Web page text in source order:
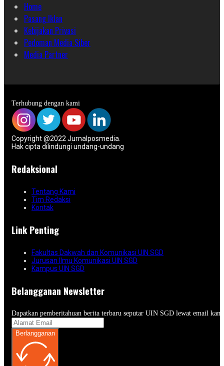
Home
Pasang Iklan
Kebijakan Privasi
Pedoman Media Siber
Media Partner
Terhubung dengan kami
Copyright @2022 Jurnalposmedia.
Hak cipta dilindungi undang-undang
Redaksional
Tentang Kami
Tim Redaksi
Kontak
Link Penting
Fakultas Dakwah dan Komunikasi UIN SGD
Jurusan Ilmu Komunikasi UIN SGD
Kampus UIN SGD
Belangganan Newsletter
Dapatkan pemberitahuan berita terbaru seputar UIN SGD lewat email
Berlangganan